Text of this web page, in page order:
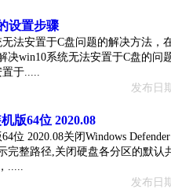
设置步骤
法安置于C盘问题的解决方法，
决win10系统无法安置于C盘的问
于.....
发布日
版64位 2020.08
位 2020.08关闭Windows
完整路径,关闭硬盘各分区的默认
.....
发布日